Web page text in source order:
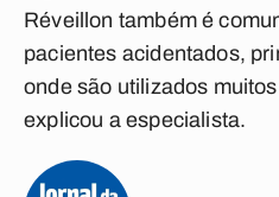
Réveillon também é
pacientes acidentados,
onde são utilizados
explicou a especialista.